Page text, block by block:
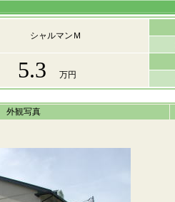
シャルマンＭ
5.3 万円
外観写真